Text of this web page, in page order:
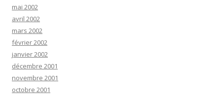
mai 2002
avril 2002
mars 2002
février 2002
janvier 2002
décembre 2001
novembre 2001
octobre 2001